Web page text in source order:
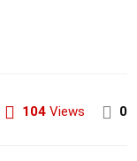
104 Views 0